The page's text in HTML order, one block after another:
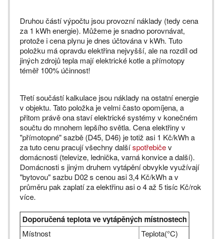
Druhou částí výpočtu jsou provozní náklady (tedy cena
za 1 kWh energie). Můžeme je snadno porovnávat,
protože i cena plynu je dnes účtována v kWh. Tuto
položku má opravdu elektřina nejvyšší, ale na rozdíl od
jiných zdrojů tepla mají elektrické kotle a přímotopy
téměř 100% účinnost!
Třetí součástí kalkulace jsou náklady na ostatní energie
v objektu. Tato položka je velmi často opomíjena, a
přitom právě ona staví elektrické systémy v konečném
součtu do mnohem lepšího světla. Cena elektřiny v
"přímotopné" sazbě (D45, D46) je totiž asi 1 Kč/kWh a
za tuto cenu pracují všechny dalšíspotřebičev
domácnosti (televize, lednička, varná konvice a další).
Domácnosti s jiným druhem vytápění obvykle využívají
"bytovou" sazbu D02 s cenou asi 3,4 Kč/kWh a v
průměru pak zaplatí za elektřinu asi o 4 až 5 tisíc Kč/rok
více.
Doporučená teplota ve vytápěných místnostech
Místnost
Teplota(°C)